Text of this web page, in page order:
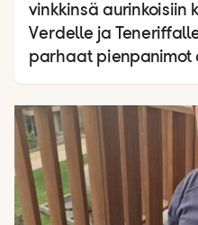
vinkkinsä aurinkoisiin
Verdelle ja
parhaat pienpanimot